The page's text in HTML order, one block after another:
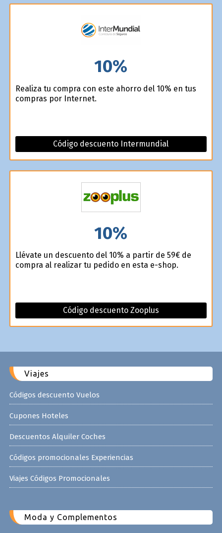
10%
Realiza tu compra con este ahorro del 10% en tus
compras por Internet.
Código descuento Intermundial
10%
Llévate un descuento del 10% a partir de 59€ de
compra al realizar tu pedido en esta e-shop.
Código descuento Zooplus
Viajes
Códigos descuento Vuelos
Cupones Hoteles
Descuentos Alquiler Coches
Códigos promocionales Experiencias
Viajes Códigos Promocionales
Moda y Complementos